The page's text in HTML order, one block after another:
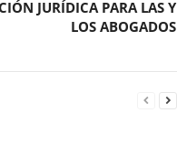
JURÍDICA PARA LAS Y
LOS ABOGADOS